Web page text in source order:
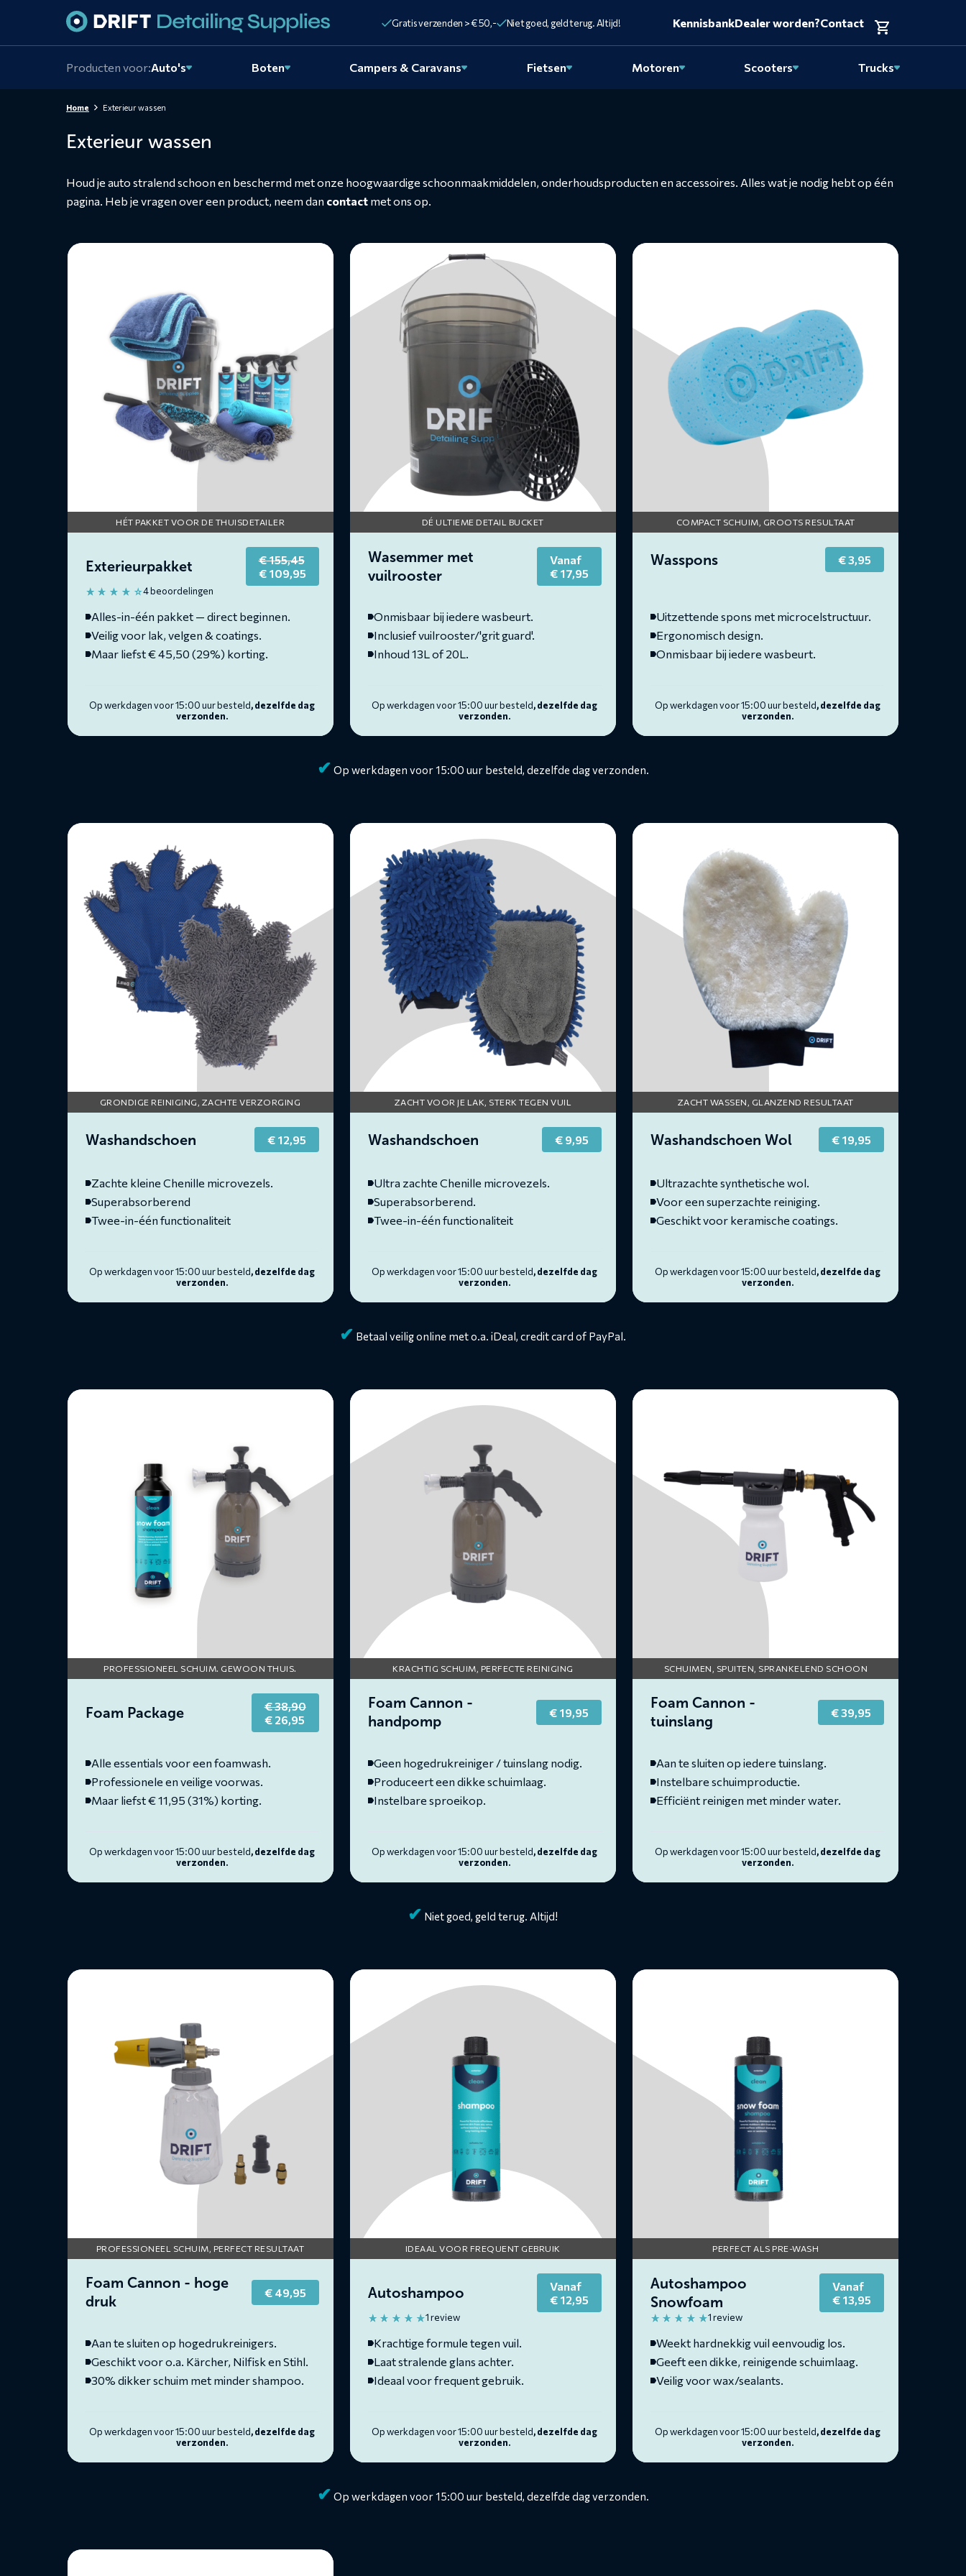
Gratis verzenden > € 50,- Niet goed, geld terug. Altijd! KennisbankDealer worden?Contact
Producten voor:Auto's Boten Campers & Caravans Fietsen Motoren Scooters Trucks
Home Exterieur wassen
Exterieur wassen
Houd je auto stralend schoon en beschermd met onze hoogwaardige schoonmaakmiddelen, onderhoudsproducten en accessoires. Alles wat je nodig hebt op één
pagina. Heb je vragen over een product, neem dan contact met ons op.
Lees
Exterieurpakket
HÉT PAKKET VOOR DE THUISDETAILER
Exterieurpakket €155,45
Original
price
€ 155,45.
€109,95Current
price
4 beoordelingen
Alles-in-één pakket — direct beginnen.
Veilig voor lak, velgen & coatings.
Maar liefst € 45,50 (29%) korting.
Op werkdagen voor 15:00 uur besteld, dezelfde dag
verzonden.
Lees
Wasemmer
vuilrooster
DÉ ULTIEME DETAIL BUCKET
Wasemmer met
vuilrooster
Vanaf
€17,95
Onmisbaar bij iedere wasbeurt.
Inclusief vuilrooster/'grit guard'.
Inhoud 13L of 20L.
Op werkdagen voor 15:00 uur besteld, dezelfde dag
verzonden.
Lees
COMPACT SCHUIM, GROOTS RESULTAAT
Wasspons €3,95
Uitzettende spons met microcelstructuur.
Ergonomisch design.
Onmisbaar bij iedere wasbeurt.
Op werkdagen voor 15:00 uur besteld, dezelfde dag
verzonden.
✔ Op werkdagen voor 15:00 uur besteld, dezelfde dag verzonden.
Lees
Washandschoen
GRONDIGE REINIGING, ZACHTE VERZORGING
Washandschoen €12,95
Zachte kleine Chenille microvezels.
Superabsorberend
Twee-in-één functionaliteit
Op werkdagen voor 15:00 uur besteld, dezelfde dag
verzonden.
Lees
Washandschoen
ZACHT VOOR JE LAK, STERK TEGEN VUIL
Washandschoen €9,95
Ultra zachte Chenille microvezels.
Superabsorberend.
Twee-in-één functionaliteit
Op werkdagen voor 15:00 uur besteld, dezelfde dag
verzonden.
Lees
Washandschoen
Wol
ZACHT WASSEN, GLANZEND RESULTAAT
Washandschoen Wol € 19,95
Ultrazachte synthetische wol.
Voor een superzachte reiniging.
Geschikt voor keramische coatings.
Op werkdagen voor 15:00 uur besteld, dezelfde dag
verzonden.
✔ Betaal veilig online met o.a. iDeal, credit card of PayPal.
Lees
PROFESSIONEEL SCHUIM. GEWOON THUIS.
Foam Package €38,90
Original
price
€ 38,90.
€26,95Current
price
Alle essentials voor een foamwash.
Professionele en veilige voorwas.
Maar liefst € 11,95 (31%) korting.
Op werkdagen voor 15:00 uur besteld, dezelfde dag
verzonden.
Lees
Foam
KRACHTIG SCHUIM, PERFECTE REINIGING
Foam Cannon -
handpomp
€19,95
Geen hogedrukreiniger / tuinslang nodig.
Produceert een dikke schuimlaag.
Instelbare sproeikop.
Op werkdagen voor 15:00 uur besteld, dezelfde dag
verzonden.
Lees
Cannon
SCHUIMEN, SPUITEN, SPRANKELEND SCHOON
Foam Cannon -
tuinslang
€39,95
Aan te sluiten op iedere tuinslang.
Instelbare schuimproductie.
Efficiënt reinigen met minder water.
Op werkdagen voor 15:00 uur besteld, dezelfde dag
verzonden.
✔ Niet goed, geld terug. Altijd!
Lees
PROFESSIONEEL SCHUIM, PERFECT RESULTAAT
Foam Cannon - hoge
druk
€49,95
Aan te sluiten op hogedrukreinigers.
Geschikt voor o.a. Kärcher, Nilfisk en Stihl.
30% dikker schuim met minder shampoo.
Op werkdagen voor 15:00 uur besteld, dezelfde dag
verzonden.
Lees
Autoshampoo
IDEAAL VOOR FREQUENT GEBRUIK
Autoshampoo
Vanaf
€12,95
1 review
Krachtige formule tegen vuil.
Laat stralende glans achter.
Ideaal voor frequent gebruik.
Op werkdagen voor 15:00 uur besteld, dezelfde dag
verzonden.
Lees
Snowfoam
PERFECT ALS PRE-WASH
Autoshampoo
Snowfoam
Vanaf
€ 13,95
1 review
Weekt hardnekkig vuil eenvoudig los.
Geeft een dikke, reinigende schuimlaag.
Veilig voor wax/sealants.
Op werkdagen voor 15:00 uur besteld, dezelfde dag
verzonden.
✔ Op werkdagen voor 15:00 uur besteld, dezelfde dag verzonden.
Lees